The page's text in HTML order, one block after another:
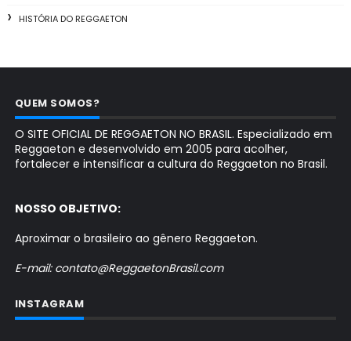
HISTÓRIA DO REGGAETON
QUEM SOMOS?
O SITE OFICIAL DE REGGAETON NO BRASIL. Especializado em
Reggaeton e desenvolvido em 2005 para acolher,
fortalecer e intensificar a cultura do Reggaeton no Brasil.
NOSSO OBJETIVO:
Aproximar o brasileiro ao gênero Reggaeton.
E-mail: contato@ReggaetonBrasil.com
INSTAGRAM